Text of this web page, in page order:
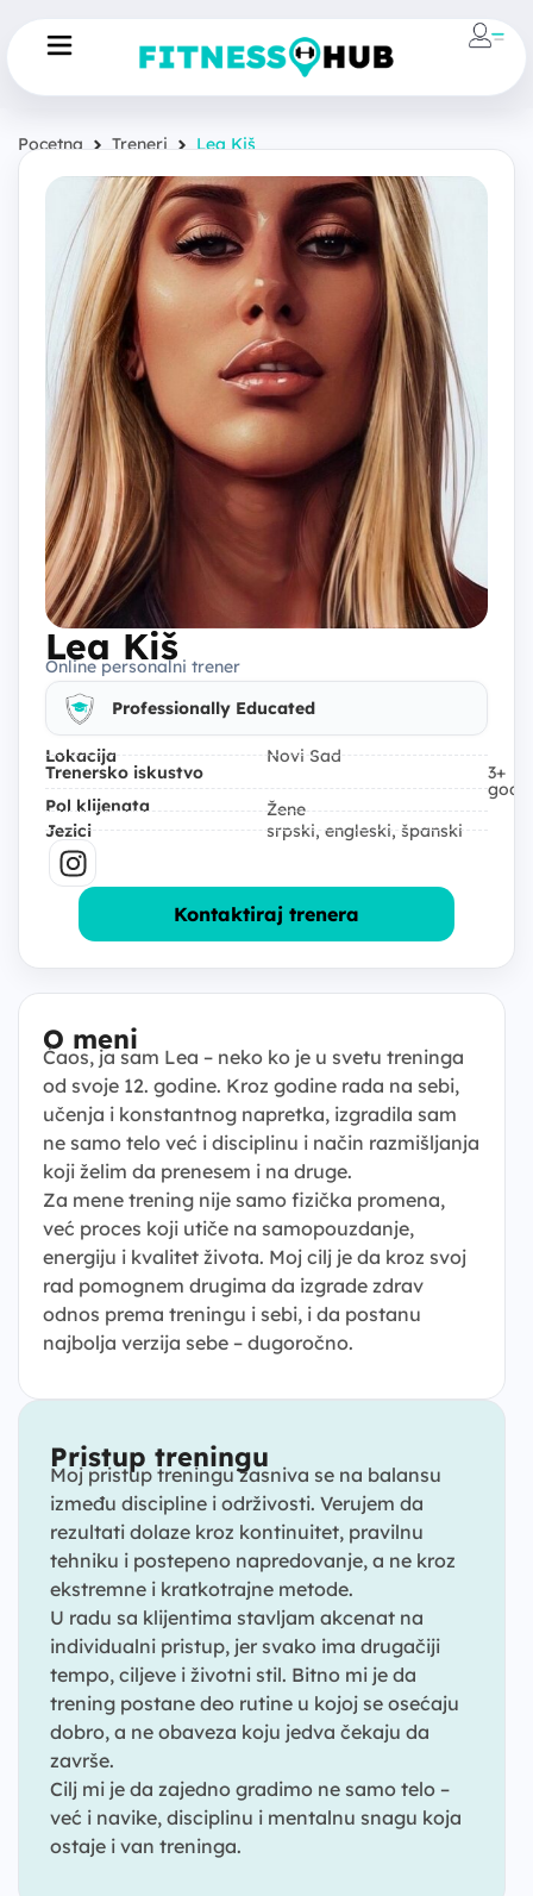
Pocetna Treneri Lea Kiš
Lea Kiš
Online personalni trener
Professionally Educated
Lokacija Novi Sad
Trenersko iskustvo 3+
god
Pol klijenata
Žene
Jezici
srpski, engleski, španski
Kontaktiraj trenera
O meni
Ćaos, ja sam Lea – neko ko je u svetu treninga
od svoje 12. godine. Kroz godine rada na sebi,
učenja i konstantnog napretka, izgradila sam
ne samo telo već i disciplinu i način razmišljanja
koji želim da prenesem i na druge.
Za mene trening nije samo fizička promena,
već proces koji utiče na samopouzdanje,
energiju i kvalitet života. Moj cilj je da kroz svoj
rad pomognem drugima da izgrade zdrav
odnos prema treningu i sebi, i da postanu
najbolja verzija sebe – dugoročno.
Pristup treningu
Moj pristup treningu zasniva se na balansu
između discipline i održivosti. Verujem da
rezultati dolaze kroz kontinuitet, pravilnu
tehniku i postepeno napredovanje, a ne kroz
ekstremne i kratkotrajne metode.
U radu sa klijentima stavljam akcenat na
individualni pristup, jer svako ima drugačiji
tempo, ciljeve i životni stil. Bitno mi je da
trening postane deo rutine u kojoj se osećaju
dobro, a ne obaveza koju jedva čekaju da
završe.
Cilj mi je da zajedno gradimo ne samo telo –
već i navike, disciplinu i mentalnu snagu koja
ostaje i van treninga.